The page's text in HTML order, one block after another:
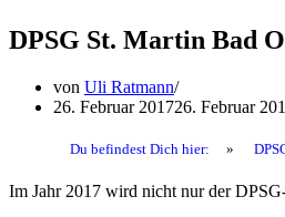
DPSG St. Martin Bad
von Uli Ratmann
26. Februar 201726. Februar
Du befindest Dich hier: »
Im Jahr 2017 wird nicht nur der